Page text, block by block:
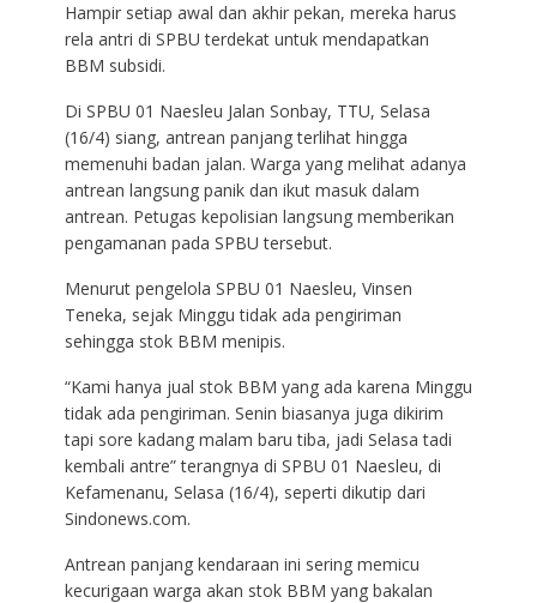
Hampir setiap awal dan akhir pekan, mereka harus
rela antri di SPBU terdekat untuk mendapatkan
BBM subsidi.
Di SPBU 01 Naesleu Jalan Sonbay, TTU, Selasa
(16/4) siang, antrean panjang terlihat hingga
memenuhi badan jalan. Warga yang melihat adanya
antrean langsung panik dan ikut masuk dalam
antrean. Petugas kepolisian langsung memberikan
pengamanan pada SPBU tersebut.
Menurut pengelola SPBU 01 Naesleu, Vinsen
Teneka, sejak Minggu tidak ada pengiriman
sehingga stok BBM menipis.
“Kami hanya jual stok BBM yang ada karena Minggu
tidak ada pengiriman. Senin biasanya juga dikirim
tapi sore kadang malam baru tiba, jadi Selasa tadi
kembali antre” terangnya di SPBU 01 Naesleu, di
Kefamenanu, Selasa (16/4), seperti dikutip dari
Sindonews.com.
Antrean panjang kendaraan ini sering memicu
kecurigaan warga akan stok BBM yang bakalan